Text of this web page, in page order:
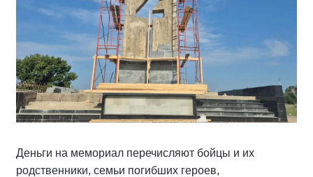
Деньги на мемориал перечисляют бойцы и их
родственники, семьи погибших героев,